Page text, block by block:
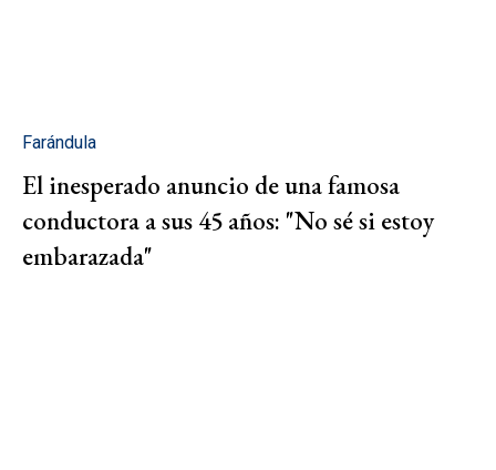
Farándula
El inesperado anuncio de una famosa
conductora a sus 45 años: "No sé si estoy
embarazada"